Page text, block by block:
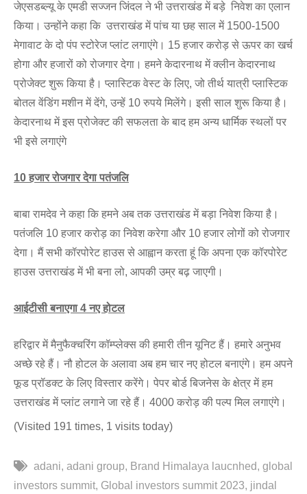
जेएसडब्ल्यू के एमडी सज्जन जिंदल ने भी उत्तराखंड में बड़े निवेश का एलान
किया। उन्होंने कहा कि उत्तराखंड में पांच या छह साल में 1500-1500
मेगावाट के दो पंप स्टोरेज प्लांट लगाएंगे। 15 हजार करोड़ से ऊपर का खर्च
होगा और हजारों को रोजगार देगा। हमने केदारनाथ में क्लीन केदारनाथ
प्रोजेक्ट शुरू किया है। प्लास्टिक वेस्ट के लिए, जो तीर्थ यात्री प्लास्टिक
बोतल वेंडिंग मशीन में देंगे, उन्हें 10 रुपये मिलेंगे। इसी साल शुरू किया है।
केदारनाथ में इस प्रोजेक्ट की सफलता के बाद हम अन्य धार्मिक स्थलों पर
भी इसे लगाएंगे
10 हजार रोजगार देगा पतंजलि
बाबा रामदेव ने कहा कि हमने अब तक उत्तराखंड में बड़ा निवेश किया है।
पतंजलि 10 हजार करोड़ का निवेश करेगा और 10 हजार लोगों को रोजगार
देगा। मैं सभी कॉरपोरेट हाउस से आह्वान करता हूं कि अपना एक कॉरपोरेट
हाउस उत्तराखंड में भी बना लो, आपकी उम्र बढ़ जाएगी।
आईटीसी बनाएगा 4 नए होटल
हरिद्वार में मैनुफैक्चरिंग कॉम्प्लेक्स की हमारी तीन यूनिट हैं। हमारे अनुभव
अच्छे रहे हैं। नौ होटल के अलावा अब हम चार नए होटल बनाएंगे। हम अपने
फूड प्रॉडक्ट के लिए विस्तार करेंगे। पेपर बोर्ड बिजनेस के क्षेत्र में हम
उत्तराखंड में प्लांट लगाने जा रहे हैं। 4000 करोड़ की पल्प मिल लगाएंगे।
(Visited 191 times, 1 visits today)
adani adani group Brand Himalaya laucnhed global
investors summit Global investors summit 2023 jindal